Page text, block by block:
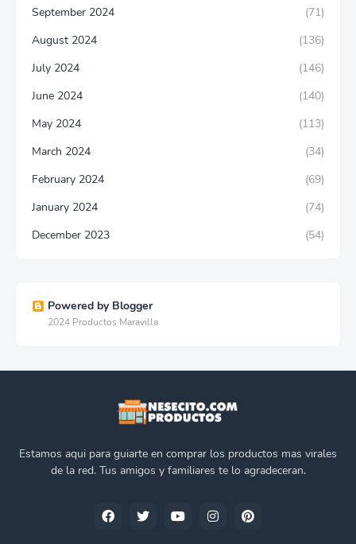
September 2024
(71)
August 2024
(136)
July 2024
(146)
June 2024
(140)
May 2024
(113)
March 2024
(34)
February 2024
(69)
January 2024
(74)
December 2023
(54)
Powered by Blogger
2024 Productos Maravilla
Estamos aqui para guiarte en comprar los productos mas virales
de la red. Tus amigos y familiares te lo agradeceran.